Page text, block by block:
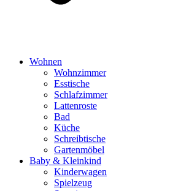
Wohnen
Wohnzimmer
Esstische
Schlafzimmer
Lattenroste
Bad
Küche
Schreibtische
Gartenmöbel
Baby & Kleinkind
Kinderwagen
Spielzeug